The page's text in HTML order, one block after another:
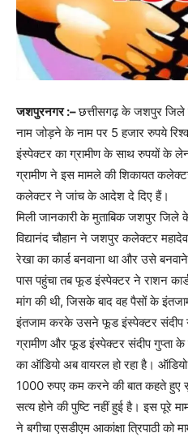
जशपुरनगर :–छत्तीसगढ़ के जशपुर जिले
नाम जोड़ने के नाम पर 5 हजार रुपये
इंस्पेक्टर का ग्रामीण के साथ रुपयों के
ग्रामीण ने इस मामले की शिकायत
कलेक्टर ने जांच के आदेश दे दिए हैं।
मिली जानकारी के मुताबिक जशपुर जिले
विद्यानंद चौहान ने जशपुर कलेक्टर
रेखा का कार्ड बनवाना था और उसे
पास पहुंचा तब फूड इंस्पेक्टर ने राशन
मांग की थी, जिसके बाद वह पैसों के
इंतजाम करके उसने फूड इंस्पेक्टर संदीप
ग्रामीण और फूड इंस्पेक्टर संदीप गुप्ता
का ऑडियो अब वायरल हो रहा है।
1000 रुपए कम करने की बात कहते हुए
सत्य होने की पुष्टि नहीं हुई है। इस पूरे
ने बगीचा एसडीएम आकांक्षा त्रिपाठी